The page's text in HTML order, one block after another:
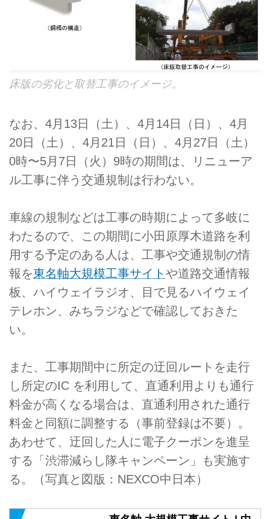
床版の劣化と取替工事のイメージ。
なお、4月13日（土）、4月14日（日）、4月
20日（土）、4月21日（日）、4月27日（土）
0時〜5月7日（火）9時の期間は、リニューア
ル工事に伴う交通規制は行わない。
車線の規制などは工事の時期によって多岐に
わたるので、この期間に小田原厚木道路を利
用する予定のある人は、工事や交通規制の情
報を東名軸大規模工事サイト や道路交通情報
板、ハイウェイラジオ、目で見るハイウェイ
テレホン、みちラジなどで確認しておきた
い。
また、工事期間中に所定の迂回ルートを走行
し所定のIC を利用して、直通利用よりも通行
料金が高くなる場合は、直通利用された通行
料金と同額に調整する（事前登録は不要）。
あわせて、迂回した人に電子クーポンを進呈
する「渋滞減らし隊キャンペーン」も実施す
る。（写真と図版：NEXCO中日本）